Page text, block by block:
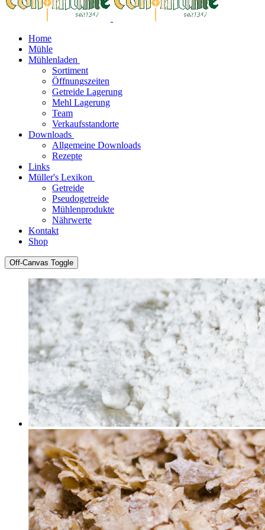
Home
Mühle
Mühlenladen
Sortiment
Öffnungszeiten
Getreide Lagerung
Mehl Lagerung
Team
Verkaufsstandorte
Downloads
Allgemeine Downloads
Rezepte
Links
Müller's Lexikon
Getreide
Pseudogetreide
Mühlenprodukte
Nährwerte
Kontakt
Shop
Off-Canvas Toggle